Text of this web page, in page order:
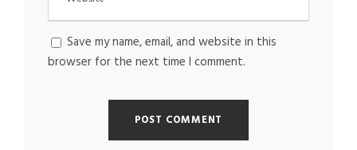
Save my name, email, and website in this
browser for the next time I comment.